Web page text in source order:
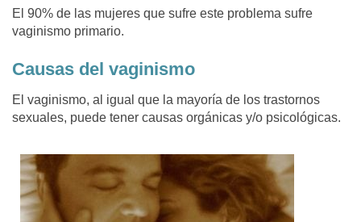
El 90% de las mujeres que sufre este problema sufre
vaginismo primario.
Causas del vaginismo
El vaginismo, al igual que la mayoría de los trastornos
sexuales, puede tener causas orgánicas y/o psicológicas.